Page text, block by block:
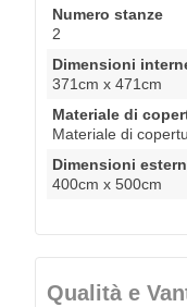
Numero stanze
2
Dimensioni
371cm x 471cm
Materiale di
Materiale di
Dimensioni
400cm x 500cm
Qualità e